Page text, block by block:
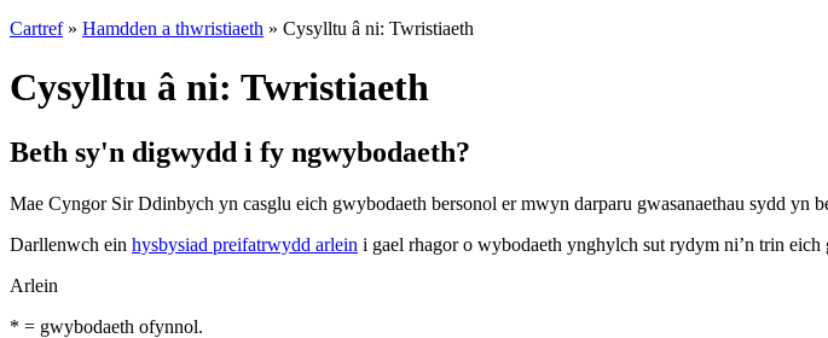
Cartref» Hamdden a thwristiaeth » Cysylltu â ni: Twristiaeth
Cysylltu â ni: Twristiaeth
Beth sy'n digwydd i fy ngwybodaeth?
Mae Cyngor Sir Ddinbych yn casglu eich gwybodaeth bersonol er mwyn darparu gwasanaethau sydd yn
Darllenwch ein hysbysiad preifatrwydd arlein i gael rhagor o wybodaeth ynghylch sut rydym ni’n trin eich
Arlein
* = gwybodaeth ofynnol.